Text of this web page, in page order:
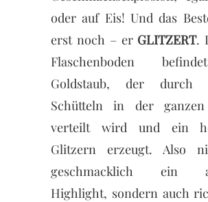
oder auf Eis! Und das
erst noch – er GLITZERT.
Flaschenboden
Goldstaub, der durch
Schütteln in der ganzen
verteilt wird und ein
Glitzern erzeugt. Also
geschmacklich ein
Highlight, sondern auch